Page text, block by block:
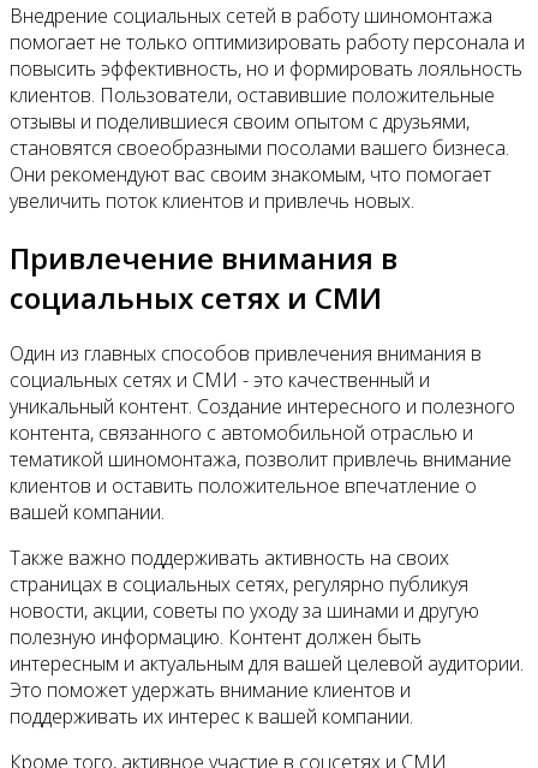
Внедрение социальных сетей в работу шиномонтажа
помогает не только оптимизировать работу персонала и
повысить эффективность, но и формировать лояльность
клиентов. Пользователи, оставившие положительные
отзывы и поделившиеся своим опытом с друзьями,
становятся своеобразными посолами вашего бизнеса.
Они рекомендуют вас своим знакомым, что помогает
увеличить поток клиентов и привлечь новых.
Привлечение внимания в
социальных сетях и СМИ
Один из главных способов привлечения внимания в
социальных сетях и СМИ - это качественный и
уникальный контент. Создание интересного и полезного
контента, связанного с автомобильной отраслью и
тематикой шиномонтажа, позволит привлечь внимание
клиентов и оставить положительное впечатление о
вашей компании.
Также важно поддерживать активность на своих
страницах в социальных сетях, регулярно публикуя
новости, акции, советы по уходу за шинами и другую
полезную информацию. Контент должен быть
интересным и актуальным для вашей целевой аудитории.
Это поможет удержать внимание клиентов и
поддерживать их интерес к вашей компании.
Кроме того, активное участие в соцсетях и СМИ